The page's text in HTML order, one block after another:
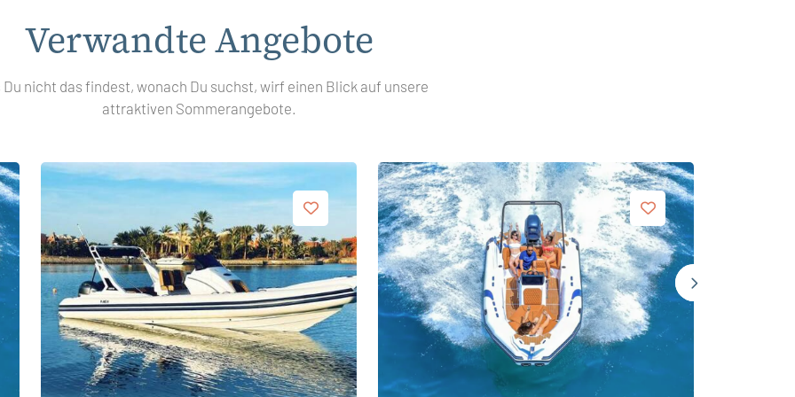
Verwandte Angebote
nicht das findest, wonach Du suchst, wirf einen Blick auf unsere
attraktiven Sommerangebote.